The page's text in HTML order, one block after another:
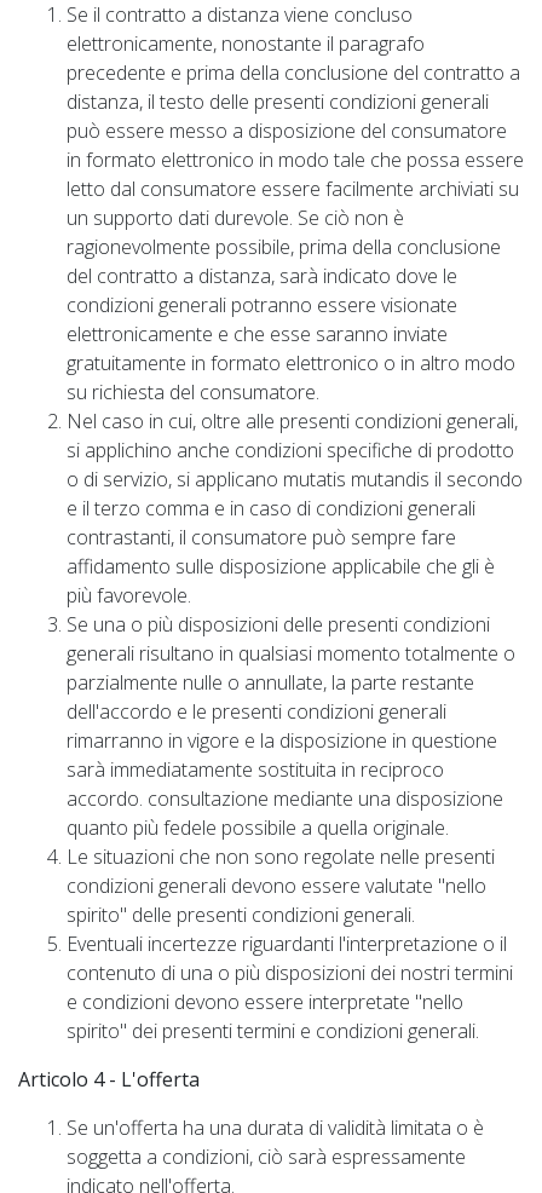
Se il contratto a distanza viene concluso
elettronicamente, nonostante il paragrafo
precedente e prima della conclusione del contratto a
distanza, il testo delle presenti condizioni generali
può essere messo a disposizione del consumatore
in formato elettronico in modo tale che possa essere
letto dal consumatore essere facilmente archiviati su
un supporto dati durevole. Se ciò non è
ragionevolmente possibile, prima della conclusione
del contratto a distanza, sarà indicato dove le
condizioni generali potranno essere visionate
elettronicamente e che esse saranno inviate
gratuitamente in formato elettronico o in altro modo
su richiesta del consumatore.
Nel caso in cui, oltre alle presenti condizioni generali,
si applichino anche condizioni specifiche di prodotto
o di servizio, si applicano mutatis mutandis il secondo
e il terzo comma e in caso di condizioni generali
contrastanti, il consumatore può sempre fare
affidamento sulle disposizione applicabile che gli è
più favorevole.
Se una o più disposizioni delle presenti condizioni
generali risultano in qualsiasi momento totalmente o
parzialmente nulle o annullate, la parte restante
dell'accordo e le presenti condizioni generali
rimarranno in vigore e la disposizione in questione
sarà immediatamente sostituita in reciproco
accordo. consultazione mediante una disposizione
quanto più fedele possibile a quella originale.
Le situazioni che non sono regolate nelle presenti
condizioni generali devono essere valutate "nello
spirito" delle presenti condizioni generali.
Eventuali incertezze riguardanti l'interpretazione o il
contenuto di una o più disposizioni dei nostri termini
e condizioni devono essere interpretate "nello
spirito" dei presenti termini e condizioni generali.
Articolo 4 - L'offerta
Se un'offerta ha una durata di validità limitata o è
soggetta a condizioni, ciò sarà espressamente
indicato nell'offerta.